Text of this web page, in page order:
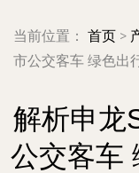
当前位置： 首页 >
市公交客车 绿色出
解析申龙
公交客车